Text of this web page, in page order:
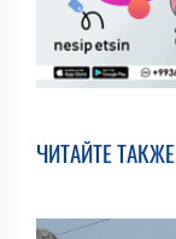
ЧИТАЙТЕ ТАКЖЕ